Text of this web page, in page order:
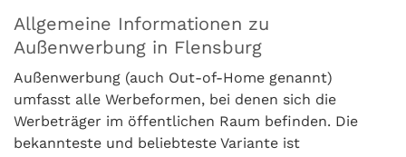
Allgemeine Informationen zu
Außenwerbung in Flensburg
Außenwerbung (auch Out-of-Home genannt)
umfasst alle Werbeformen, bei denen sich die
Werbeträger im öffentlichen Raum befinden. Die
bekannteste und beliebteste Variante ist